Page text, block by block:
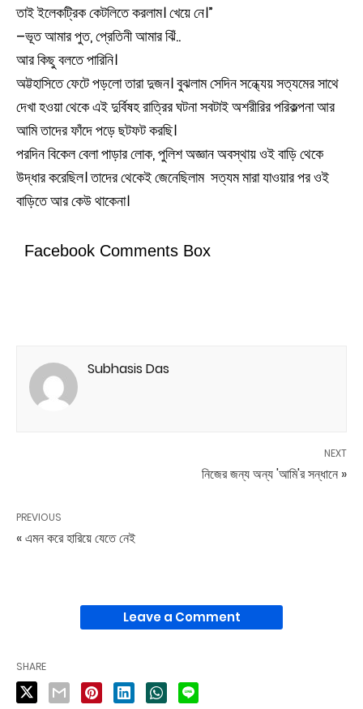
তাই ইলেকট্রিক কেটলিতে করলাম। খেয়ে নে।”
–ভূত আমার পুত, প্রেতিনী আমার ঝিঁ..
আর কিছু বলতে পারিনি।
অট্টহাসিতে ফেটে পড়লো তারা দুজন। বুঝলাম সেদিন সন্ধ্যেয় সত্যমের সাথে
দেখা হওয়া থেকে এই দুর্বিষহ রাত্রির ঘটনা সবটাই অশরীরির পরিকল্পনা আর
আমি তাদের ফাঁদে পড়ে ছটফট করছি।
পরদিন বিকেল বেলা পাড়ার লোক, পুলিশ অজ্ঞান অবস্থায় ওই বাড়ি থেকে
উদ্ধার করেছিল। তাদের থেকেই জেনেছিলাম সত্যম মারা যাওয়ার পর ওই
বাড়িতে আর কেউ থাকেনা।
Facebook Comments Box
Subhasis Das
NEXT
নিজের জন্য অন্য 'আমি'র সন্ধানে »
PREVIOUS
« এমন করে হারিয়ে যেতে নেই
Leave a Comment
SHARE